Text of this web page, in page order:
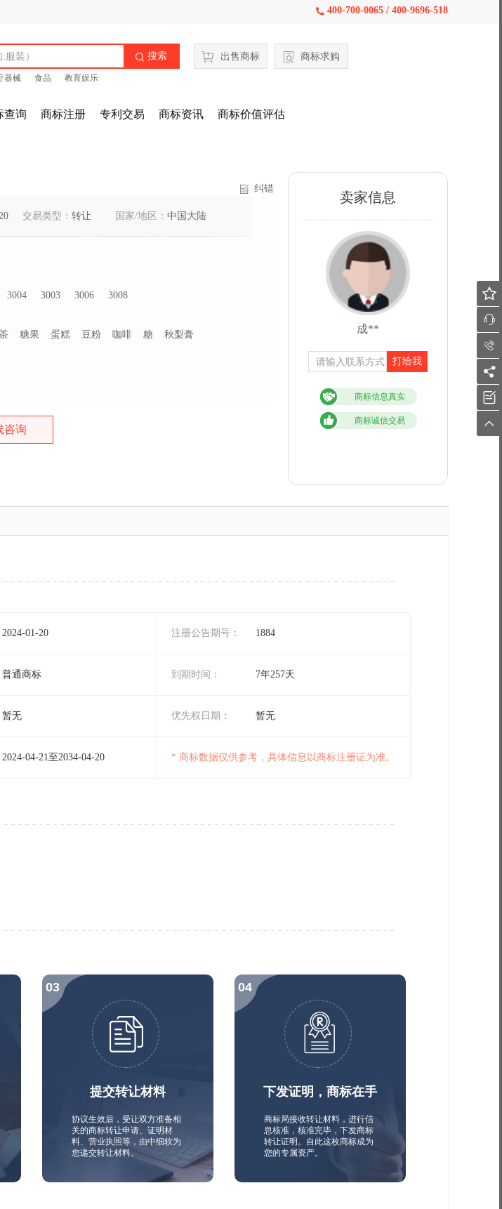
 400-700-0065 / 400-9696-518
 搜索
器械 食品 教育娱乐
出售商标 商标求购
查询 商标注册 专利交易 商标资讯 商标价值评估
纠错
交易类型： 转让 国家/地区： 中国大陆
3004 3003 3006 3008
糖果 蛋糕 豆粉 咖啡 糖 秋梨膏
咨询
卖家信息
成**
打给我
商标信息真实
商标诚信交易
2024-01-20 注册公告期号： 1884
普通商标 到期时间： 7年257天
暂无 优先权日期： 暂无
2024-04-21至2034-04-20 * 商标数据仅供参考，具体信息以商标注册证为准。
提交转让材料
协议生效后，受让双方准备相
关的商标转让申请、证明材
料、营业执照等，由中细软为
您递交转让材料。
下发证明，商标在手
商标局接收转让材料，进行信
息核准，核准完毕，下发商标
转让证明。自此这枚商标成为
您的专属资产。





